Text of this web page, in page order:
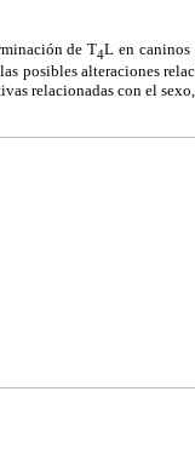
de T4L en caninos
posibles alteraciones
relacionadas con el